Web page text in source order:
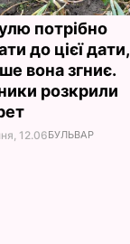
потрібно
до цієї дати,
вона згниє.
розкрили
12.06БУЛЬВАР